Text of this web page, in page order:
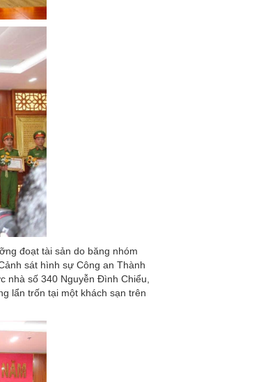
đoạt tài sản do băng nhóm
sát hình sự Công an Thành
nhà số 340 Nguyễn Đình Chiểu,
lẩn trốn tại một khách sạn trên